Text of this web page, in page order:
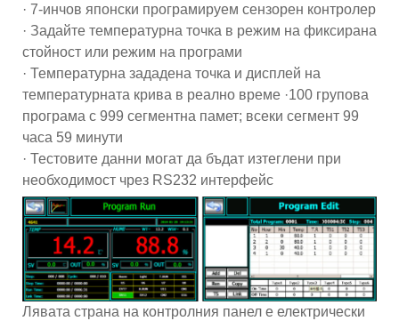
· 7-инчов японски програмируем сензорен контролер
· Задайте температурна точка в режим на фиксирана
стойност или режим на програми
· Температурна зададена точка и дисплей на
температурната крива в реално време ·100 групова
програма с 999 сегментна памет; всеки сегмент 99
часа 59 минути
· Тестовите данни могат да бъдат изтеглени при
необходимост чрез RS232 интерфейс
Лявата страна на контролния панел е електрически